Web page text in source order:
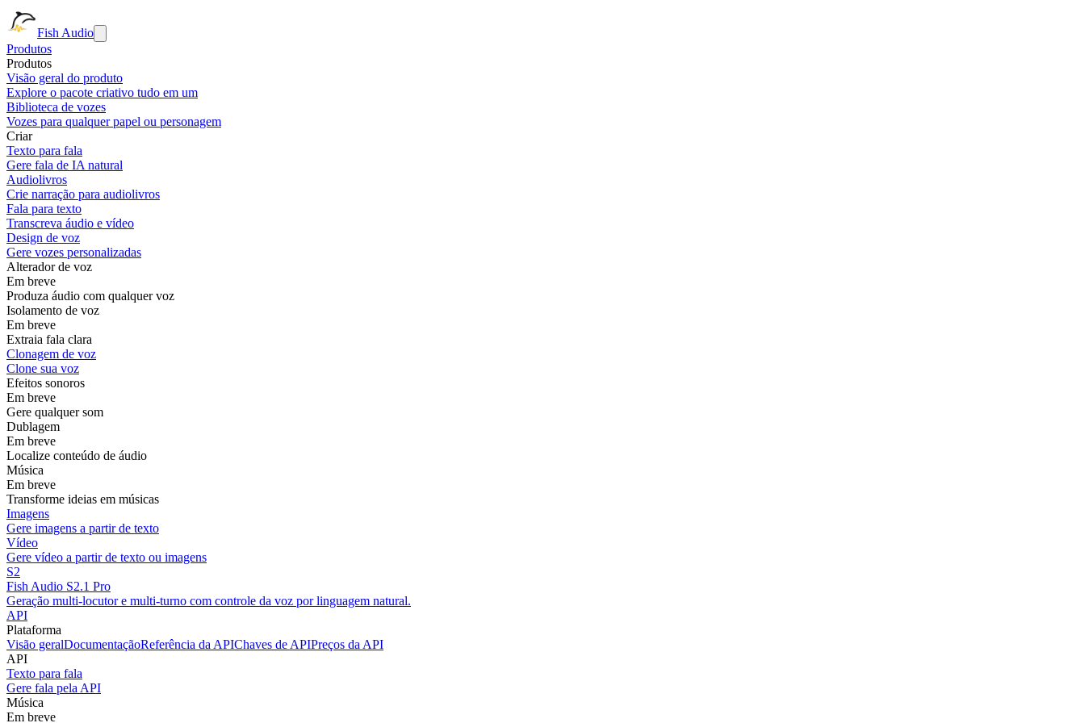
Fish Audio
Produtos
Produtos
Visão geral do produto
Explore o pacote criativo tudo em um
Biblioteca de vozes
Vozes para qualquer papel ou personagem
Criar
Texto para fala
Gere fala de IA natural
Audiolivros
Crie narração para audiolivros
Fala para texto
Transcreva áudio e vídeo
Design de voz
Gere vozes personalizadas
Alterador de voz
Em breve
Produza áudio com qualquer voz
Isolamento de voz
Em breve
Extraia fala clara
Clonagem de voz
Clone sua voz
Efeitos sonoros
Em breve
Gere qualquer som
Dublagem
Em breve
Localize conteúdo de áudio
Música
Em breve
Transforme ideias em músicas
Imagens
Gere imagens a partir de texto
Vídeo
Gere vídeo a partir de texto ou imagens
S2
Fish Audio S2.1 Pro
Geração multi-locutor e multi-turno com controle da voz por linguagem natural.
API
Plataforma
Visão geralDocumentaçãoReferência da APIChaves de APIPreços da API
API
Texto para fala
Gere fala pela API
Música
Em breve